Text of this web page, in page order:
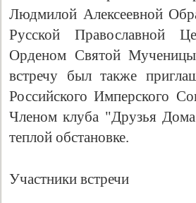
Людмилой Алексеевной
Русской Православной
Орденом Святой
встречу был также
Российского Имперского
Членом клуба "Друзья
теплой обстановке.
Участники встречи